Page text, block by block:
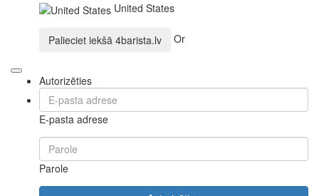
United States
Palieciet iekšā 4barista.lv Or
Autorizēties
E-pasta adrese
Parole